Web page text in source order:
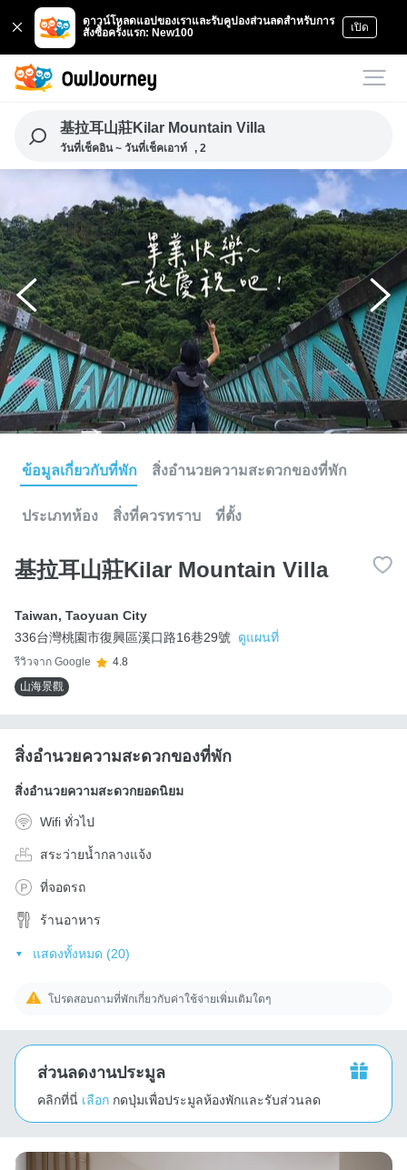
ดาวน์โหลดแอปของเราและรับคูปองส่วนลดสำหรับการ
สั่งซื้อครั้งแรก: New100
เปิด
基拉耳山莊Kilar Mountain Villa
วันที่เช็คอิน ~ วันที่เช็คเอาท์ , 2
ข้อมูลเกี่ยวกับที่พัก สิ่งอำนวยความสะดวกของที่พัก
ประเภทห้อง สิ่งที่ควรทราบ ที่ตั้ง
基拉耳山莊Kilar Mountain Villa
Taiwan, Taoyuan City
336台灣桃園市復興區溪口路16巷29號
ดูแผนที่
รีวิวจาก Google
4.8
山海景觀
สิ่งอำนวยความสะดวกของที่พัก
สิ่งอำนวยความสะดวกยอดนิยม
Wifi ทั่วไป
สระว่ายน้ำกลางแจ้ง
ที่จอดรถ
ร้านอาหาร
แสดงทั้งหมด (20)
โปรดสอบถามที่พักเกี่ยวกับค่าใช้จ่ายเพิ่มเติมใดๆ
ส่วนลดงานประมูล
คลิกที่นี่ เลือก กดปุ่มเพื่อประมูลห้องพักและรับส่วนลด